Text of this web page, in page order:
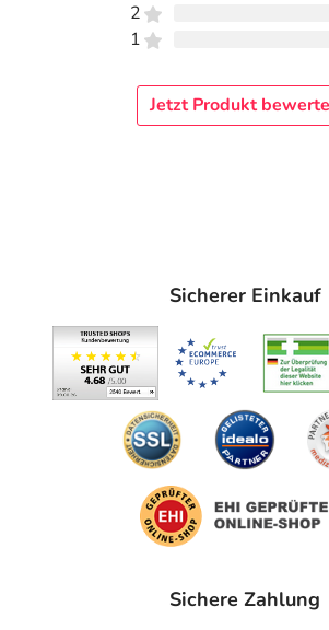
2
1
Jetzt Produkt
Sicherer Einkauf
Sichere Zahlung